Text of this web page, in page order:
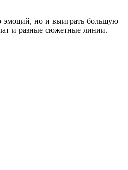
эмоций, но и выиграть большую
и разные сюжетные линии.